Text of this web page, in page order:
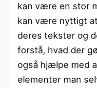
kan være en stor
kan være nyttigt
deres tekster og
forstå, hvad der
også hjælpe med
elementer man